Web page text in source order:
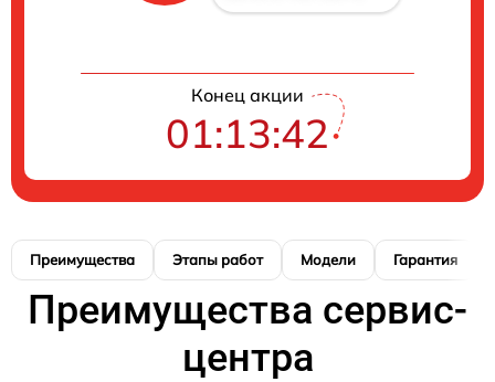
Конец акции
01:13:41
Преимущества Этапы работ Модели Гарантия
Преимущества сервис-
центра